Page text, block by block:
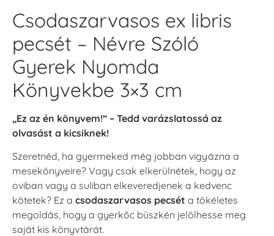
Csodaszarvasos ex libris
pecsét – Névre Szóló
Gyerek Nyomda
Könyvekbe 3×3 cm
„Ez az én könyvem!” – Tedd varázslatossá az
olvasást a kicsiknek!
Szeretnéd, ha gyermeked még jobban vigyázna a
mesekönyveire? Vagy csak elkerülnétek, hogy az
oviban vagy a suliban elkeveredjenek a kedvenc
kötetek? Ez a csodaszarvasos pecsét a tökéletes
megoldás, hogy a gyerkőc büszkén jelölhesse meg
saját kis könyvtárát.